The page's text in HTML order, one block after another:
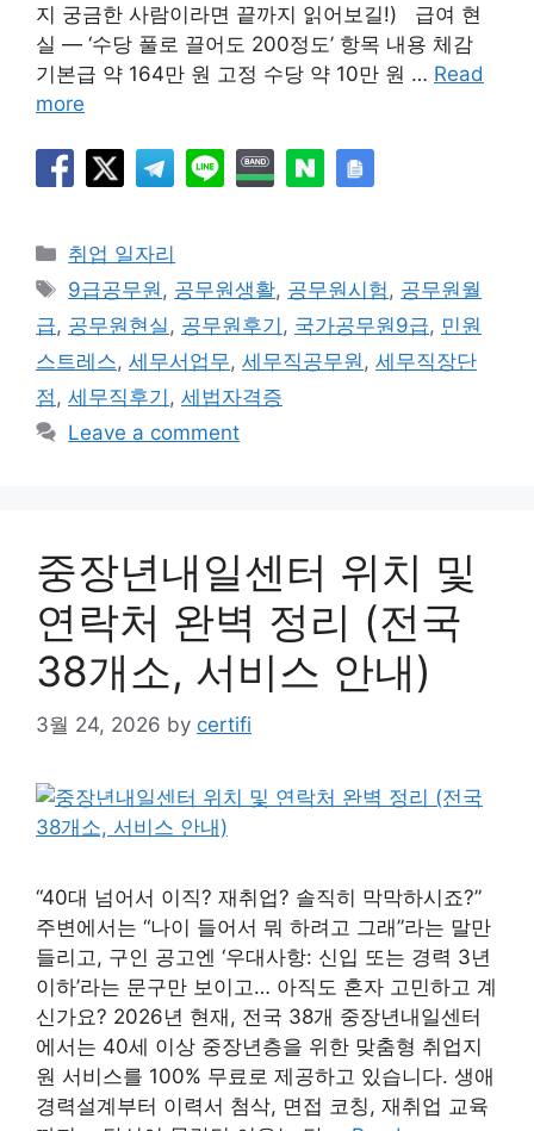
지 궁금한 사람이라면 끝까지 읽어보길!) 급여 현
실 ― ‘수당 풀로 끌어도 200정도’ 항목 내용 체감
기본급 약 164만 원 고정 수당 약 10만 원 … Read
more
Categories
취업 일자리
Tags
9급공무원, 공무원생활, 공무원시험, 공무원월
급, 공무원현실, 공무원후기 , 국가공무원9급, 민원
스트레스, 세무서업무, 세무직공무원, 세무직장단
점, 세무직후기 , 세법자격증
Leave a comment
중장년내일센터 위치 및
연락처 완벽 정리 (전국
38개소, 서비스 안내)
3월 24, 2026 by certifi
“40대 넘어서 이직? 재취업? 솔직히 막막하시죠?”
주변에서는 “나이 들어서 뭐 하려고 그래”라는 말만
들리고, 구인 공고엔 ‘우대사항: 신입 또는 경력 3년
이하’라는 문구만 보이고… 아직도 혼자 고민하고 계
신가요? 2026년 현재, 전국 38개 중장년내일센터
에서는 40세 이상 중장년층을 위한 맞춤형 취업지
원 서비스를 100% 무료로 제공하고 있습니다. 생애
경력설계부터 이력서 첨삭, 면접 코칭, 재취업 교육